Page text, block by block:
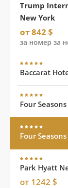
Trump
New York
от 842 $
за номер за
Baccarat
Four
Four
Park Hyatt
от 1242 $